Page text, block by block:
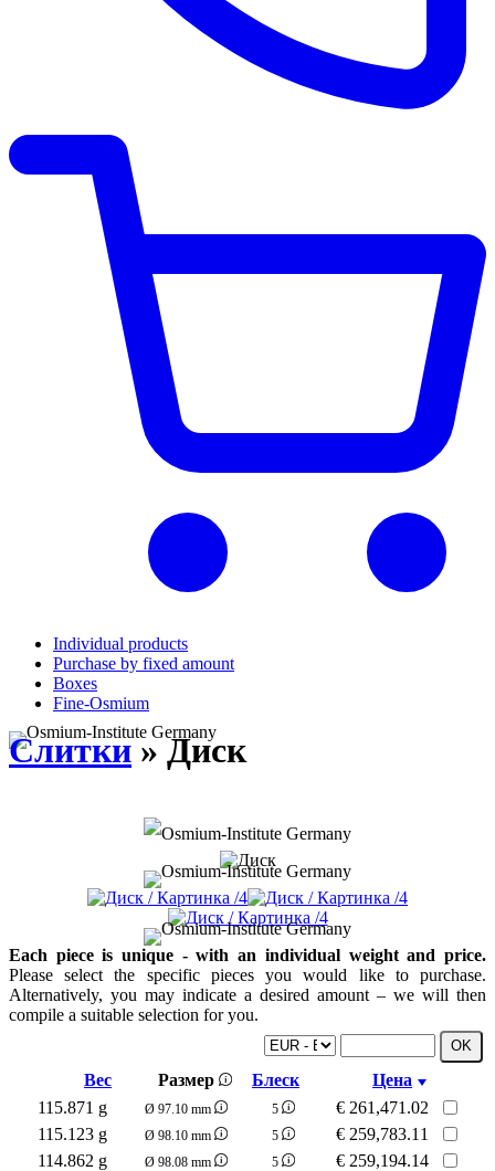
Individual products
Purchase by fixed amount
Boxes
Fine-Osmium
Слитки» Диск
Each piece is unique - with an individual weight and price.
Please select the specific pieces you would like to purchase.
Alternatively, you may indicate a desired amount – we will then
compile a suitable selection for you.
Вес Размер Блеск
Цена
115.871 g
Ø 97.10 mm 5 € 261,471.02
115.123 g
Ø 98.10 mm 5 € 259,783.11
114.862 g
Ø 98.08 mm 5 € 259,194.14